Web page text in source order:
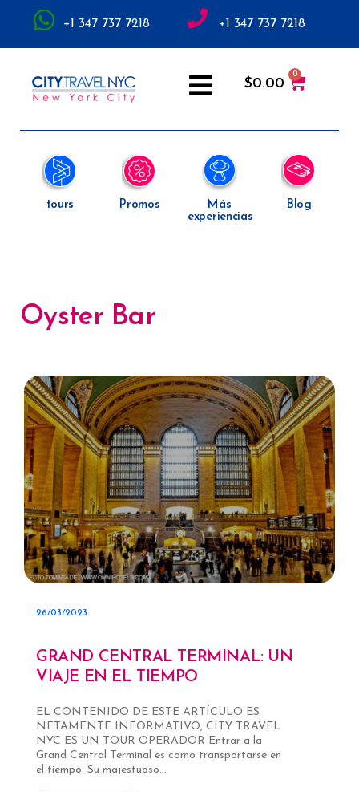
+1 347 737 7218 +1 347 737 7218
$0.00
tours Promos
Más
experiencias
Blog
Oyster Bar
26/03/2023
GRAND CENTRAL TERMINAL: UN
VIAJE EN EL TIEMPO
EL CONTENIDO DE ESTE ARTÍCULO ES
NETAMENTE INFORMATIVO, CITY TRAVEL
NYC ES UN TOUR OPERADOR Entrar a la
Grand Central Terminal es como transportarse en
el tiempo. Su majestuoso...